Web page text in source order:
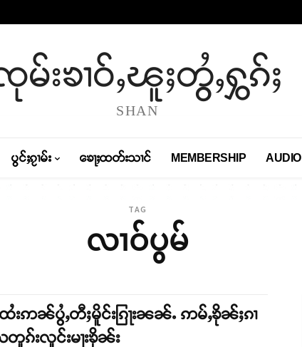
မ်းၶၢဝ်ႇၽူႈတွႆႇႁွၵ်ႈ
SHAN
ပွင်ႈၵႂၢမ်း ၶေႃႈထတ်းသၢင် MEMBERSHIP AUDIO
TAG
လၢဝ်ပွမ်
းဢၼ်ပွႆႇတီႈမိူင်းၵြႃးၼၼ်ႉ ဢမ်ႇၶိုၼ်ႈၵၢ
တူၵ်းလူင်းမႃးၶိုၼ်း